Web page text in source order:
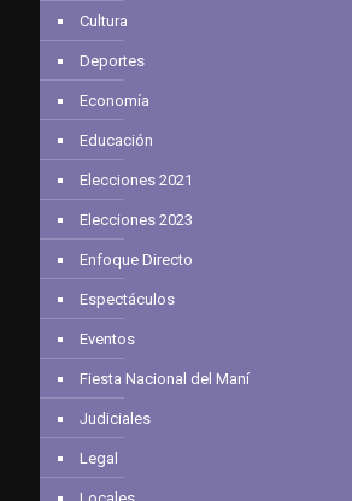
Cultura
Deportes
Economía
Educación
Elecciones 2021
Elecciones 2023
Enfoque Directo
Espectáculos
Eventos
Fiesta Nacional del Maní
Judiciales
Legal